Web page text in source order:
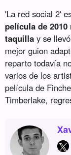
'La red social 2'
película de
taquilla y se
mejor guion
reparto todavía
varios de los
película de
Timberlake,